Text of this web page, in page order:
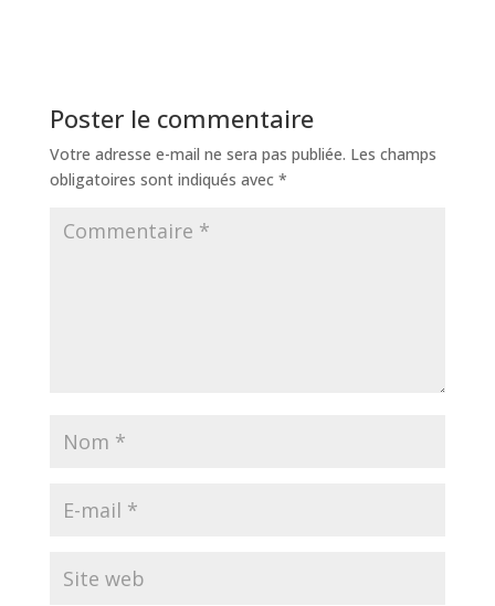
Poster le commentaire
Votre adresse e-mail ne sera pas publiée. Les champs
obligatoires sont indiqués avec *